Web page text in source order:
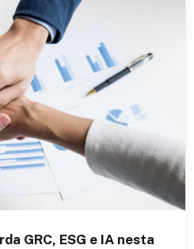
GRC, ESG e IA nesta